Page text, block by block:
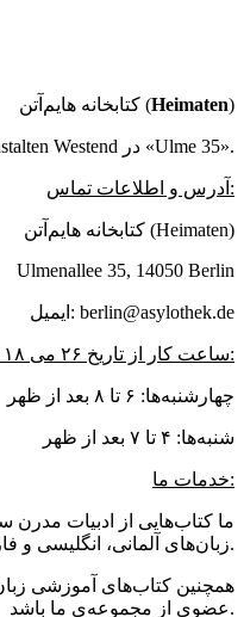
کتابخانه هایم‌آتن (Heimaten)
پروژه کتابخانه کاری مشترک از Asylothek Berlin, MADA e.V و Interkulturanstalten Westend در «Ulme 35».
آدرس و اطلاعات تماس:
کتابخانه هایم‌آتن (Heimaten)
Ulmenallee 35, 14050 Berlin
ایمیل: berlin@asylothek.de
ساعت کار از تاریخ ۲۶ می ۲۰۱۸:
چهارشنبه‌ها: ۶ تا ۸ بعد از ظهر
شنبه‌ها: ۴ تا ۷ بعد از ظهر
خدمات ما:
ما کتاب‌هایی از ادبیات
زبان‌های آلمانی، انگلیسی و فارسی/دری. کتابخانه‌ی ما دیدگاه خوبی درباره کشورها و مذهب‌ها برای ساکنین جدید و قدیمی برلین فراهم می‌کند.
همچنین کتاب‌های آموزشی
عضوی از مجموعه‌ی ما باشد.